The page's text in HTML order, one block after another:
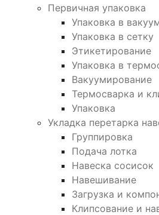
Первичная упаковка
Упаковка в
Упаковка в сетку
Этикетирование
Упаковка в
Вакуумирование
Термосварка и
Упаковка
Укладка перетарка
Группировка
Подача лотка
Навеска сосисок
Навешивание
Загрузка и
Клипсование и